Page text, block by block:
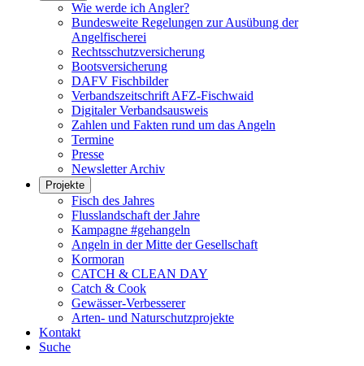
Wie werde ich Angler?
Bundesweite Regelungen zur Ausübung der
Angelfischerei
Rechtsschutzversicherung
Bootsversicherung
DAFV Fischbilder
Verbandszeitschrift AFZ-Fischwaid
Digitaler Verbandsausweis
Zahlen und Fakten rund um das Angeln
Termine
Presse
Newsletter Archiv
Projekte
Fisch des Jahres
Flusslandschaft der Jahre
Kampagne #gehangeln
Angeln in der Mitte der Gesellschaft
Kormoran
CATCH & CLEAN DAY
Catch & Cook
Gewässer-Verbesserer
Arten- und Naturschutzprojekte
Kontakt
Suche